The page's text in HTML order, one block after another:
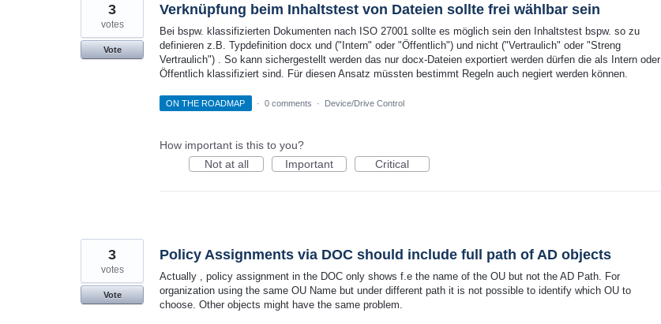
Verknüpfung beim Inhaltstest von Dateien sollte frei wählbar sein
Bei bspw. klassifizierten Dokumenten nach ISO 27001 sollte es möglich sein den Inhaltstest bspw. so zu
definieren z.B. Typdefinition docx und ("Intern" oder "Öffentlich") und nicht ("Vertraulich" oder "Streng
Vertraulich") . So kann sichergestellt werden das nur docx-Dateien exportiert werden dürfen die als Intern oder
Öffentlich klassifiziert sind. Für diesen Ansatz müssten bestimmt Regeln auch negiert werden können.
3
votes
Vote
ON THE ROADMAP · 0 comments · Device/Drive Control
How important is this to you?
Not at all
Important Critical
Policy Assignments via DOC should include full path of AD objects
Actually , policy assignment in the DOC only shows f.e the name of the OU but not the AD Path. For
organization using the same OU Name but under different path it is not possible to identify which OU to
choose. Other objects might have the same problem.
3
votes
Vote